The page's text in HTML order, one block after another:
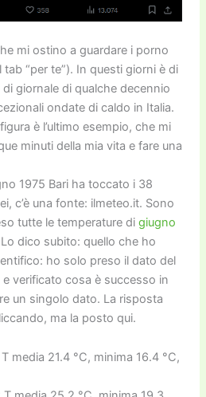
mi ostino a guardare i porno
“per te”). In questi giorni è di
giornale di qualche decennio
ondate di caldo in Italia.
è l’ultimo esempio, che mi
minuti della mia vita e fare una
1975 Bari ha toccato i 38
c’è una fonte: ilmeteo.it. Sono
tutte le temperature di giugno
dico subito: quello che ho
ho solo preso il dato del
verificato cosa è successo in
un singolo dato. La risposta
ma la posto qui.
media 21.4 °C, minima 16.4 °C,